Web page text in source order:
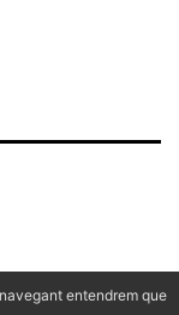
entendrem que